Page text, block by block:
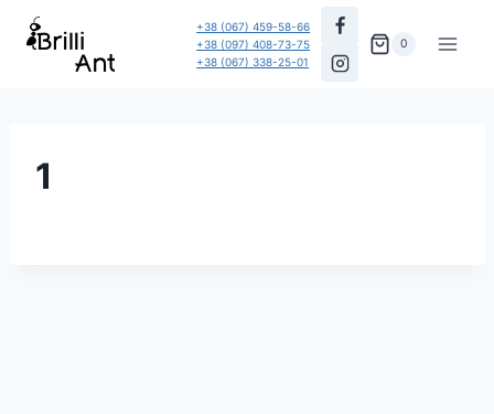
Перейти
+38 (067) 459-58-66
+38 (097) 408-73-75
+38 (067) 338-25-01
0
1